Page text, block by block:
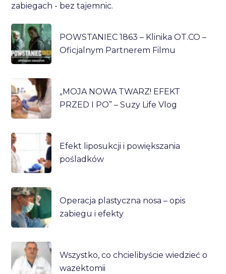
zabiegach - bez tajemnic.
POWSTANIEC 1863 – Klinika OT.CO –
Oficjalnym Partnerem Filmu
„MOJA NOWA TWARZ! EFEKT
PRZED I PO” – Suzy Life Vlog
Efekt liposukcji i powiększania
pośladków
Operacja plastyczna nosa – opis
zabiegu i efekty
Wszystko, co chcielibyście wiedzieć o
wazektomii